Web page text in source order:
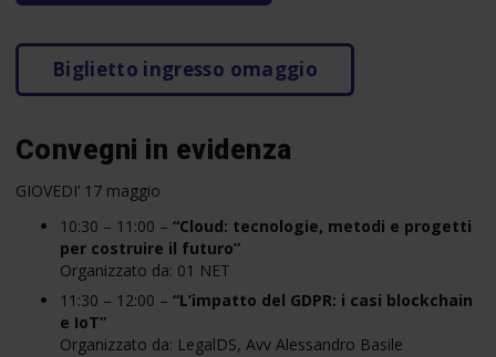
Biglietto ingresso omaggio
Convegni in evidenza
GIOVEDI’ 17 maggio
10:30 – 11:00 – “Cloud: tecnologie, metodi e progetti
per costruire il futuro”
Organizzato da: 01 NET
11:30 – 12:00 – “L’impatto del GDPR: i casi blockchain
e IoT”
Organizzato da: LegalDS, Avv Alessandro Basile